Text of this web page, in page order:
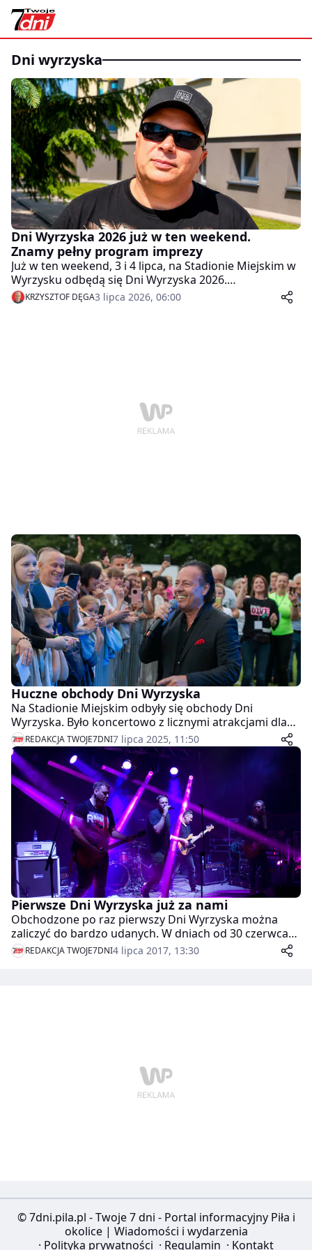
dni wyrzyska
Dni Wyrzyska 2026 już w ten weekend.
Znamy pełny program imprezy
Już w ten weekend, 3 i 4 lipca, na Stadionie Miejskim w
Wyrzysku odbędą się Dni Wyrzyska 2026.
Organizatorzy przygotowali dwa dni pełne koncertów,
w tym gwiazdy takie jak Big Cyc, Łobuzy, Anna
KRZYSZTOF DĘGA3 lipca 2026, 06:00
Huczne obchody Dni Wyrzyska
Na Stadionie Miejskim odbyły się obchody Dni
Wyrzyska. Było koncertowo z licznymi atrakcjami dla
dzieci i dorosłych.
REDAKCJA TWOJE7DNI7 lipca 2025, 11:50
Pierwsze Dni Wyrzyska już za nami
Obchodzone po raz pierwszy Dni Wyrzyska można
zaliczyć do bardzo udanych. W dniach od 30 czerwca
do 2 lipca nie zabrakło imprez sportowych,
rekreacyjnych i kulturalnych. Wydarzenie
REDAKCJA TWOJE7DNI4 lipca 2017, 13:30
© 7dni.pila.pl - Twoje 7 dni - Portal informacyjny Piła i
okolice | Wiadomości i wydarzenia
· Polityka prywatności · Regulamin · Kontakt